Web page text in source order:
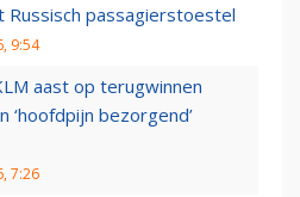
Russisch passagierstoestel
9:54
aast op terugwinnen
‘hoofdpijn bezorgend’
7:26